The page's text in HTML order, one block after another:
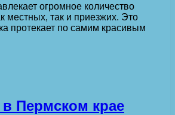
огромное количество
местных, так и приезжих. Это
протекает по самим красивым
Пермском крае